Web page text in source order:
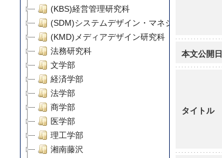
(KBS)経営管理研究科
(SDM)システムデザイン・マネジメント研究科
(KMD)メディアデザイン研究科
法務研究科
文学部
経済学部
法学部
商学部
医学部
理工学部
湘南藤沢
本文公開日
タイトル